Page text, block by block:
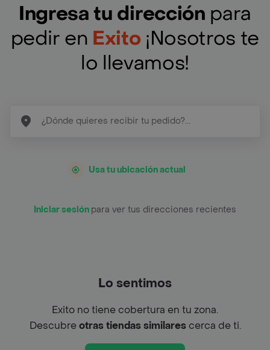
Ingresa tu dirección para
pedir en Exito ¡Nosotros te
lo llevamos!
Usa tu ubicación actual
Iniciar sesión para ver tus direcciones recientes
Lo sentimos
Exito no tiene cobertura en tu zona.
Descubreotras tiendas similarescerca de ti.